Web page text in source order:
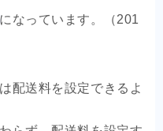
になっています。（201
配送料を設定できるよ